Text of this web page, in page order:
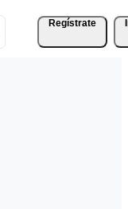
Regístrate